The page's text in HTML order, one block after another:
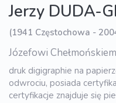
Jerzy DUDA-
(1941 Częstochowa -
Józefowi
druk digigraphie na
odwrociu, posiada
certyfikacje znajduje się